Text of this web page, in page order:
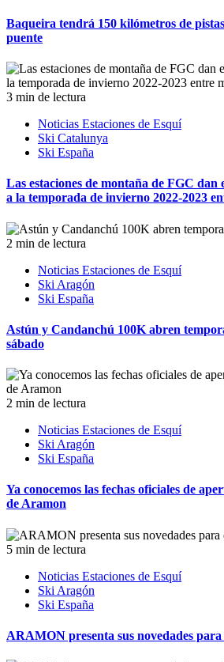
Baqueira tendrá 150 kilómetros de
puente
3 min de lectura
Noticias Estaciones de Esquí
Ski Catalunya
Ski España
Las estaciones de montaña de FGC dan
a la temporada de invierno 2022-2023
2 min de lectura
Noticias Estaciones de Esquí
Ski Aragón
Ski España
Astún y Candanchú 100K abren
sábado
2 min de lectura
Noticias Estaciones de Esquí
Ski Aragón
Ski España
Ya conocemos las fechas oficiales de
de Aramon
5 min de lectura
Noticias Estaciones de Esquí
Ski Aragón
Ski España
ARAMON presenta sus novedades